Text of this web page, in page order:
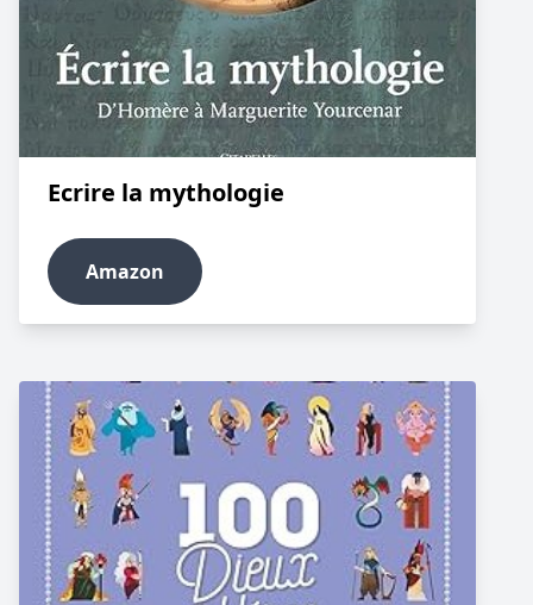
Ecrire la mythologie
Amazon